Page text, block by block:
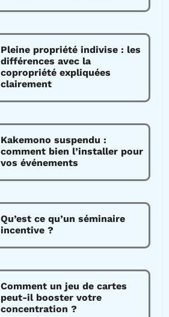
Pleine propriété indivise : les
différences avec la
copropriété expliquées
clairement
Kakemono suspendu :
comment bien l’installer pour
vos événements
Qu’est ce qu’un séminaire
incentive ?
Comment un jeu de cartes
peut-il booster votre
concentration ?